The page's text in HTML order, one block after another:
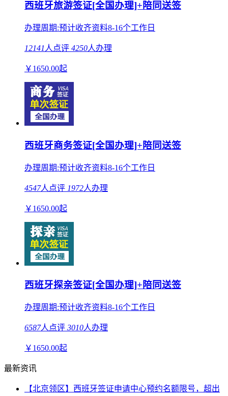
西班牙旅游签证[全国办理]+陪同送签
办理周期:预计收齐资料8-16个工作日
12141 人点评 4250人办理
￥ 1650.00起
西班牙商务签证[全国办理]+陪同送签
办理周期:预计收齐资料8-16个工作日
4547人点评 1972人办理
￥ 1650.00起
西班牙探亲签证[全国办理]+陪同送签
办理周期:预计收齐资料8-16个工作日
6587人点评 3010人办理
￥ 1650.00起
最新资讯
【北京领区】西班牙签证申请中心预约名额限号，超出